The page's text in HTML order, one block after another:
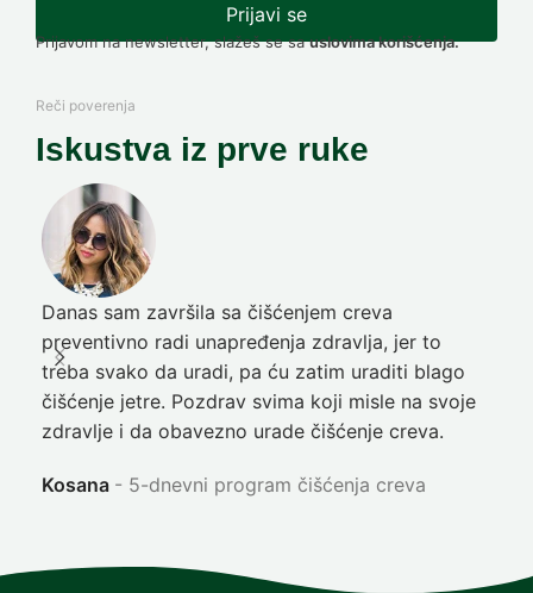
Prijavi se
Prijavom na newsletter, slažeš se sauslovima korišćenja.
Reči poverenja
Iskustva iz prve ruke
Danas sam završila sa čišćenjem creva
preventivno radi unapređenja zdravlja, jer to
treba svako da uradi, pa ću zatim uraditi blago
čišćenje jetre. Pozdrav svima koji misle na svoje
zdravlje i da obavezno urade čišćenje creva.
Kosana 5-dnevni program čišćenja creva